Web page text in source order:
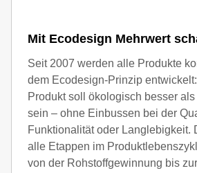
Mit Ecodesign Mehrwert
Seit 2007 werden alle Produkte
dem Ecodesign-Prinzip
Produkt soll ökologisch besser
sein – ohne Einbussen bei der
Funktionalität oder Langlebigkeit.
alle Etappen im
von der Rohstoffgewinnung bis